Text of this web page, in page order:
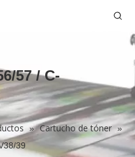
57 / C-
» Cartucho de tóner »
39